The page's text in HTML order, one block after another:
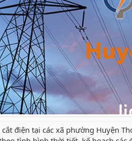
cắt điện tại các xã phường Huyện